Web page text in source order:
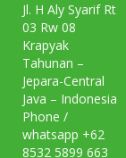
Jl. H Aly Syarif Rt
03 Rw 08
Krapyak
Tahunan –
Jepara-Central
Java – Indonesia
Phone /
whatsapp +62
8532 5899 663